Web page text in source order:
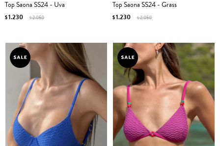
Top Saona SS24 - Uva
$1.230 $2.050
Top Saona SS24 - Grass
$1.230 $2.050